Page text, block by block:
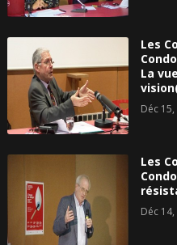
Les
La
Déc
Les
Déc